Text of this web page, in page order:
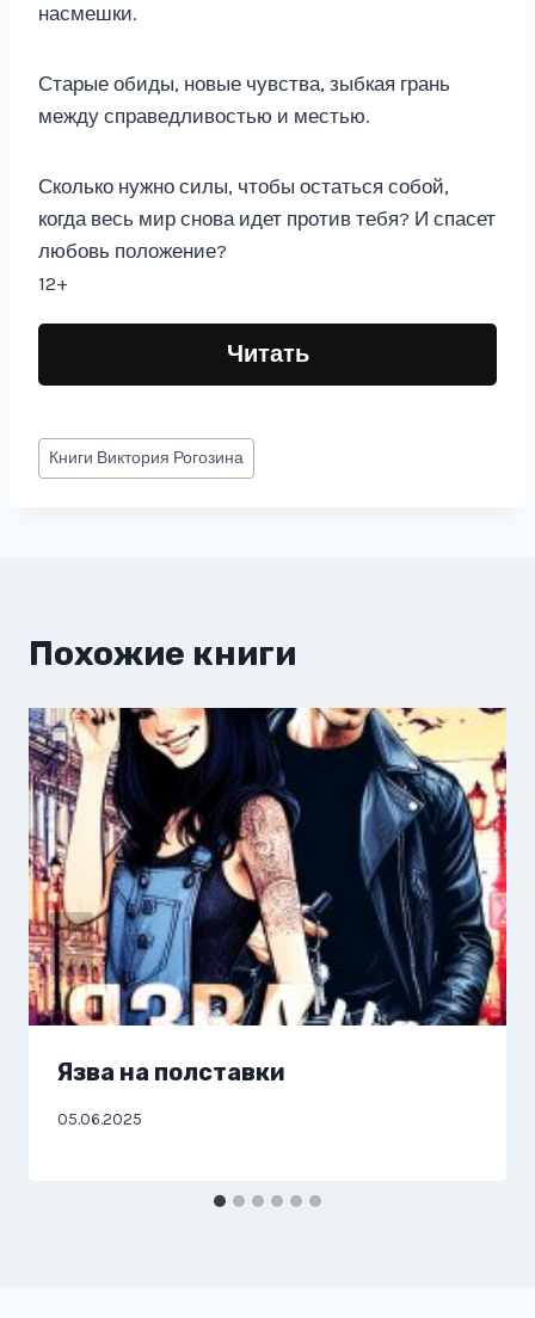
насмешки.
Старые обиды, новые чувства, зыбкая грань
между справедливостью и местью.
Сколько нужно силы, чтобы остаться собой,
когда весь мир снова идет против тебя? И спасет
любовь положение?
12+
Читать
Метки
записи:
Книги Виктория Рогозина
Похожие книги
Язва на полставки
05.06.2025